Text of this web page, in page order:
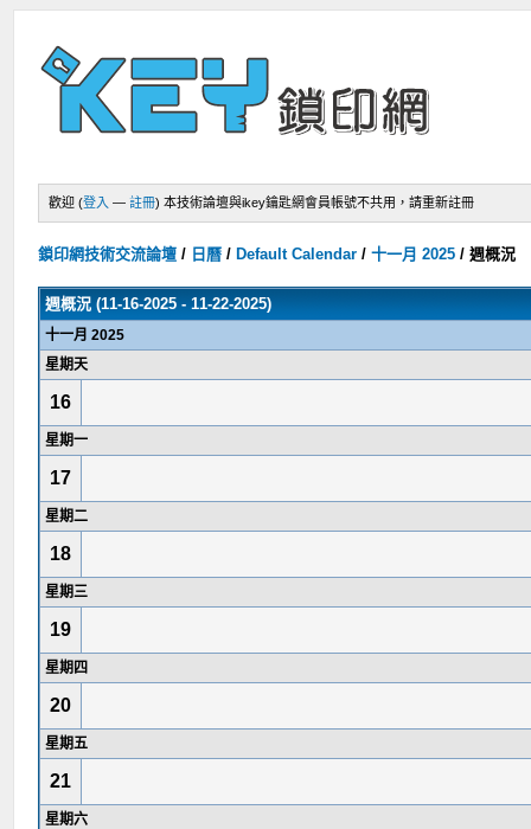
歡迎 (登入 —註冊) 本技術論壇與ikey鑰匙網會員帳號不共用，請重新註冊
鎖印網技術交流論壇 / 日曆 / Default Calendar /十一月 2025 /週概況
週概況 (11-16-2025 - 11-22-2025)
十一月 2025
星期天
16
星期一
17
星期二
18
星期三
19
星期四
20
星期五
21
星期六